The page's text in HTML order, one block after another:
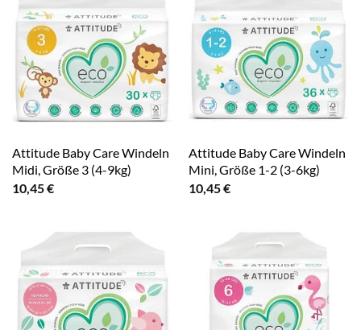
Attitude Baby Care Windeln
Midi, Größe 3 (4-9kg)
10,45€
Attitude Baby Care Windeln
Mini, Größe 1-2 (3-6kg)
10,45€